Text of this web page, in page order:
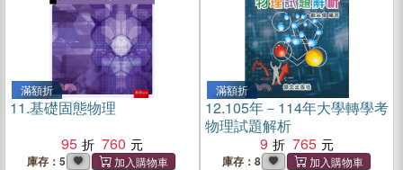
滿額折
11.基礎固態物理
95
760
庫存：5
滿額折
12.105年－114年大學轉學考
物理試題解析
9
765
庫存：8